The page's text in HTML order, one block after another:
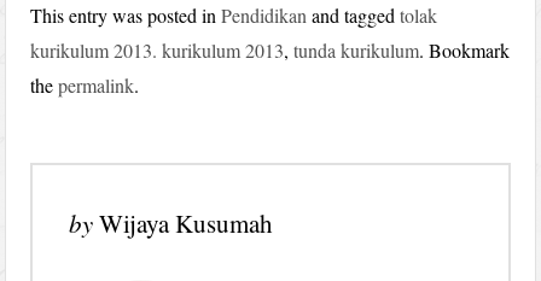
This entry was posted inPendidikan and taggedtolak
kurikulum 2013. kurikulum 2013,tunda kurikulum. Bookmark
thepermalink.
byWijaya Kusumah